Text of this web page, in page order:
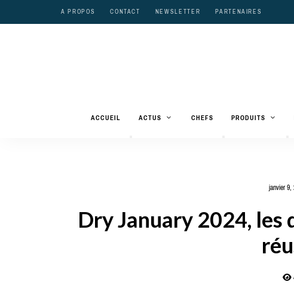
A PROPOS CONTACT NEWSLETTER PARTENAIRES
ACCUEIL ACTUS CHEFS PRODUITS
janvier 9,
Dry January 2024, les